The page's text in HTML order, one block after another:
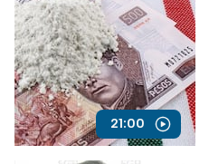
21:00